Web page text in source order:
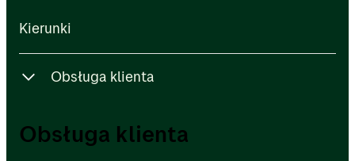
Kierunki
Obsługa klienta
Obsługa klienta
Obsługa klienta